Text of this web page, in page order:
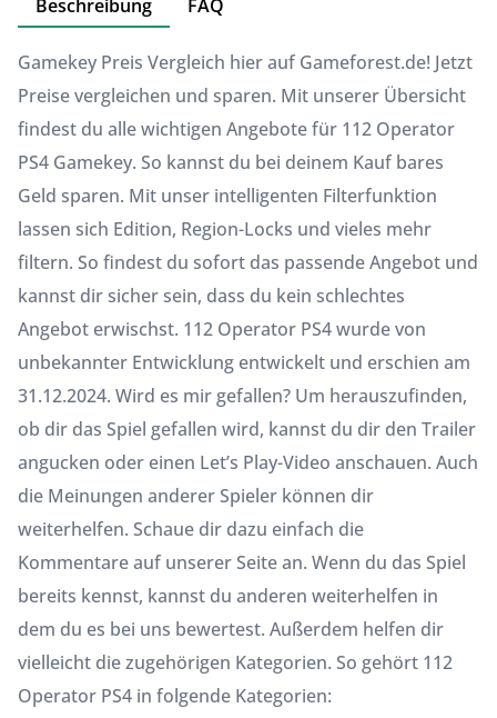
Beschreibung FAQ
Gamekey Preis Vergleich hier auf Gameforest.de! Jetzt
Preise vergleichen und sparen. Mit unserer Übersicht
findest du alle wichtigen Angebote für 112 Operator
PS4 Gamekey. So kannst du bei deinem Kauf bares
Geld sparen. Mit unser intelligenten Filterfunktion
lassen sich Edition, Region-Locks und vieles mehr
filtern. So findest du sofort das passende Angebot und
kannst dir sicher sein, dass du kein schlechtes
Angebot erwischst. 112 Operator PS4 wurde von
unbekannter Entwicklung entwickelt und erschien am
31.12.2024. Wird es mir gefallen? Um herauszufinden,
ob dir das Spiel gefallen wird, kannst du dir den Trailer
angucken oder einen Let’s Play-Video anschauen. Auch
die Meinungen anderer Spieler können dir
weiterhelfen. Schaue dir dazu einfach die
Kommentare auf unserer Seite an. Wenn du das Spiel
bereits kennst, kannst du anderen weiterhelfen in
dem du es bei uns bewertest. Außerdem helfen dir
vielleicht die zugehörigen Kategorien. So gehört 112
Operator PS4 in folgende Kategorien: